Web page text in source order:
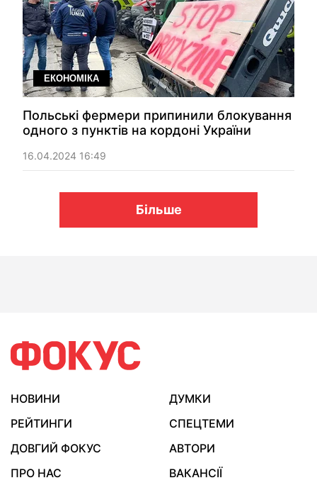
ЕКОНОМІКА
Польські фермери припинили блокування
одного з пунктів на кордоні України
16.04.2024 16:49
Більше
НОВИНИ
ДУМКИ
РЕЙТИНГИ
СПЕЦТЕМИ
ДОВГИЙ ФОКУС
АВТОРИ
ПРО НАС
ВАКАНСІЇ